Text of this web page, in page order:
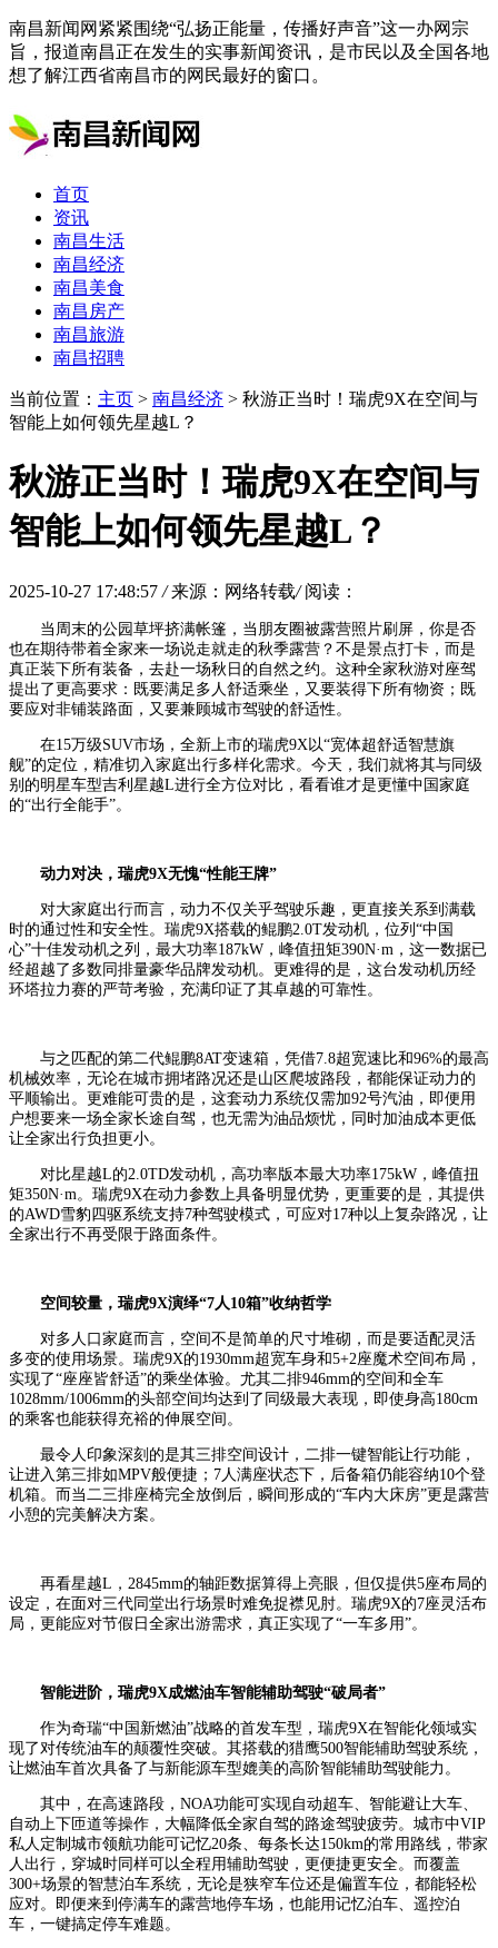
南昌新闻网紧紧围绕“弘扬正能量，传播好声音”这一办网宗
旨，报道南昌正在发生的实事新闻资讯，是市民以及全国各地
想了解江西省南昌市的网民最好的窗口。
首页
资讯
南昌生活
南昌经济
南昌美食
南昌房产
南昌旅游
南昌招聘
当前位置： 主页 > 南昌经济 > 秋游正当时！瑞虎9X在空间与
智能上如何领先星越L？
秋游正当时！瑞虎9X在空间与
智能上如何领先星越L？
2025-10-27 17:48:57 / 来源：网络转载/ 阅读：
当周末的公园草坪挤满帐篷，当朋友圈被露营照片刷屏，你是否
也在期待带着全家来一场说走就走的秋季露营？不是景点打卡，而是
真正装下所有装备，去赴一场秋日的自然之约。这种全家秋游对座驾
提出了更高要求：既要满足多人舒适乘坐，又要装得下所有物资；既
要应对非铺装路面，又要兼顾城市驾驶的舒适性。
在15万级SUV市场，全新上市的瑞虎9X以“宽体超舒适智慧旗
舰”的定位，精准切入家庭出行多样化需求。今天，我们就将其与同级
别的明星车型吉利星越L进行全方位对比，看看谁才是更懂中国家庭
的“出行全能手”。
动力对决，瑞虎9X无愧“性能王牌”
对大家庭出行而言，动力不仅关乎驾驶乐趣，更直接关系到满载
时的通过性和安全性。瑞虎9X搭载的鲲鹏2.0T发动机，位列“中国
心”十佳发动机之列，最大功率187kW，峰值扭矩390N·m，这一数据已
经超越了多数同排量豪华品牌发动机。更难得的是，这台发动机历经
环塔拉力赛的严苛考验，充满印证了其卓越的可靠性。
与之匹配的第二代鲲鹏8AT变速箱，凭借7.8超宽速比和96%的最高
机械效率，无论在城市拥堵路况还是山区爬坡路段，都能保证动力的
平顺输出。更难能可贵的是，这套动力系统仅需加92号汽油，即便用
户想要来一场全家长途自驾，也无需为油品烦忧，同时加油成本更低
让全家出行负担更小。
对比星越L的2.0TD发动机，高功率版本最大功率175kW，峰值扭
矩350N·m。瑞虎9X在动力参数上具备明显优势，更重要的是，其提供
的AWD雪豹四驱系统支持7种驾驶模式，可应对17种以上复杂路况，让
全家出行不再受限于路面条件。
空间较量，瑞虎9X演绎“7人10箱”收纳哲学
对多人口家庭而言，空间不是简单的尺寸堆砌，而是要适配灵活
多变的使用场景。瑞虎9X的1930mm超宽车身和5+2座魔术空间布局，
实现了“座座皆舒适”的乘坐体验。尤其二排946mm的空间和全车
1028mm/1006mm的头部空间均达到了同级最大表现，即使身高180cm
的乘客也能获得充裕的伸展空间。
最令人印象深刻的是其三排空间设计，二排一键智能让行功能，
让进入第三排如MPV般便捷；7人满座状态下，后备箱仍能容纳10个登
机箱。而当二三排座椅完全放倒后，瞬间形成的“车内大床房”更是露营
小憩的完美解决方案。
再看星越L，2845mm的轴距数据算得上亮眼，但仅提供5座布局的
设定，在面对三代同堂出行场景时难免捉襟见肘。瑞虎9X的7座灵活布
局，更能应对节假日全家出游需求，真正实现了“一车多用”。
智能进阶，瑞虎9X成燃油车智能辅助驾驶“破局者”
作为奇瑞“中国新燃油”战略的首发车型，瑞虎9X在智能化领域实
现了对传统油车的颠覆性突破。其搭载的猎鹰500智能辅助驾驶系统，
让燃油车首次具备了与新能源车型媲美的高阶智能辅助驾驶能力。
其中，在高速路段，NOA功能可实现自动超车、智能避让大车、
自动上下匝道等操作，大幅降低全家自驾的路途驾驶疲劳。城市中VIP
私人定制城市领航功能可记忆20条、每条长达150km的常用路线，带家
人出行，穿城时同样可以全程用辅助驾驶，更便捷更安全。而覆盖
300+场景的智慧泊车系统，无论是狭窄车位还是偏置车位，都能轻松
应对。即便来到停满车的露营地停车场，也能用记忆泊车、遥控泊
车，一键搞定停车难题。